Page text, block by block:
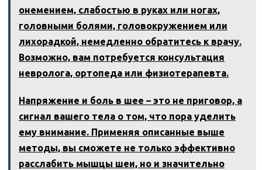
онемением, слабостью в руках или ногах,
головными болями, головокружением или
лихорадкой, немедленно обратитесь к врачу.
Возможно, вам потребуется консультация
невролога, ортопеда или физиотерапевта.
Напряжение и боль в шее – это не приговор, а
сигнал вашего тела о том, что пора уделить
ему внимание. Применяя описанные выше
методы, вы сможете не только эффективно
расслабить мышцы шеи, но и значительно